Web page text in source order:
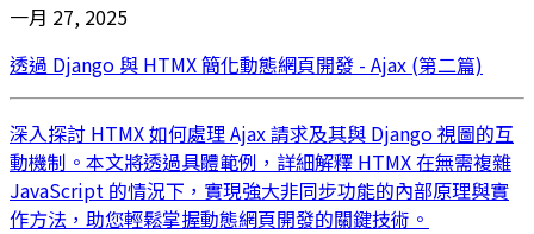
一月 27, 2025
透過 Django 與 HTMX 簡化動態網頁開發 - Ajax (第二篇)
深入探討 HTMX 如何處理 Ajax 請求及其與 Django 視圖的互
動機制。本文將透過具體範例，詳細解釋 HTMX 在無需複雜
JavaScript 的情況下，實現強大非同步功能的內部原理與實
作方法，助您輕鬆掌握動態網頁開發的關鍵技術。